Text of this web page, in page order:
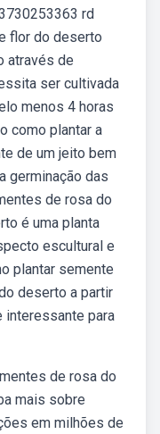
rd
flor do deserto
através de
ser cultivada
menos 4 horas
como plantar a
de um jeito bem
germinação das
de rosa do
é uma planta
escultural e
plantar semente
deserto a partir
para
de rosa do
mais sobre
em milhões de